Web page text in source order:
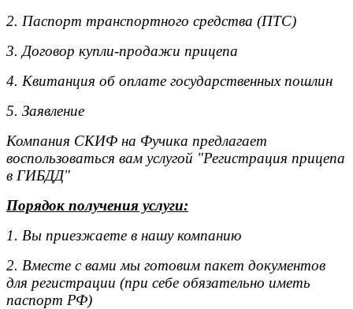
2. Паспорт транспортного средства (ПТС)
3. Договор купли-продажи прицепа
4. Квитанция об оплате государственных пошлин
5. Заявление
Компания СКИФ на Фучика предлагает
воспользоваться вам услугой "Регистрация прицепа
в ГИБДД"
Порядок получения услуги:
1. Вы приезжаете в нашу компанию
2. Вместе с вами мы готовим пакет документов
для регистрации (при себе обязательно иметь
паспорт РФ)